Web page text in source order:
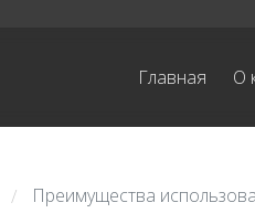
Главная О
/ Преимущества